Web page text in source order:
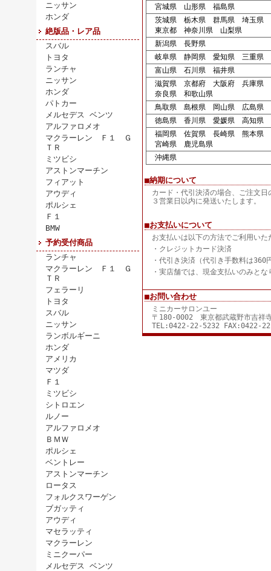
ニッサン
ホンダ
絶版品・レア品
スバル
トヨタ
ランチャ
ニッサン
ホンダ
パトカー
メルセデス ベンツ
アルファロメオ
マクラーレン Ｆ１ Ｇ
ＴＲ
ミツビシ
アストンマーチン
フィアット
アウディ
ポルシェ
Ｆ１
BMW
予約受付商品
ランチャ
マクラーレン Ｆ１ Ｇ
ＴＲ
フェラーリ
トヨタ
スバル
ニッサン
ランボルギーニ
ホンダ
アメリカ
マツダ
Ｆ１
ミツビシ
シトロエン
ルノー
アルファロメオ
ＢＭＷ
ポルシェ
ベントレー
アストンマーチン
ロータス
フォルクスワーゲン
ブガッティ
アウディ
マセラッティ
マクラーレン
ミニクーパー
メルセデス ベンツ
宮城県 山形県 福島県
茨城県 栃木県 群馬県 埼玉県
東京都 神奈川県 山梨県
新潟県 長野県
岐阜県 静岡県 愛知県 三重県
富山県 石川県 福井県
滋賀県 京都府 大阪府 兵庫県
奈良県 和歌山県
鳥取県 島根県 岡山県 広島県
徳島県 香川県 愛媛県 高知県
福岡県 佐賀県 長崎県 熊本県
宮崎県 鹿児島県
沖縄県
■納期について
カード・代引決済の場合、ご注文日
３営業日以内に発送いたします。
■お支払いについて
お支払いは以下の方法でご利用いた
・クレジットカード決済
・代引き決済（代引き手数料は360
・実店舗では、現金支払いのみとな
■お問い合わせ
ミニカーサロンユー
〒180-0002 東京都武蔵野市吉祥
TEL:0422-22-5232 FAX:0422-